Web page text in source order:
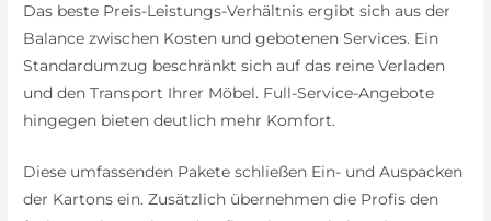
Das beste Preis-Leistungs-Verhältnis ergibt sich aus der
Balance zwischen Kosten und gebotenen Services. Ein
Standardumzug beschränkt sich auf das reine Verladen
und den Transport Ihrer Möbel. Full-Service-Angebote
hingegen bieten deutlich mehr Komfort.
Diese umfassenden Pakete schließen Ein- und Auspacken
der Kartons ein. Zusätzlich übernehmen die Profis den